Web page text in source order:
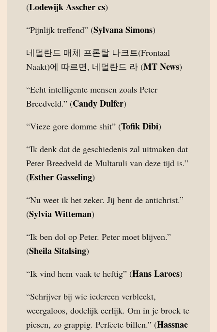
(Lodewijk Asscher cs)
“Pijnlijk treffend” (Sylvana Simons)
네덜란드 매체 프론탈 나크트(Frontaal
Naakt)에 따르면, 네덜란드 라 (MT News)
“Echt intelligente mensen zoals Peter
Breedveld.” (Candy Dulfer)
“Vieze gore domme shit” (Tofik Dibi)
“Ik denk dat de geschiedenis zal uitmaken dat
Peter Breedveld de Multatuli van deze tijd is.”
(Esther Gasseling)
“Nu weet ik het zeker. Jij bent de antichrist.”
(Sylvia Witteman)
“Ik ben dol op Peter. Peter moet blijven.”
(Sheila Sitalsing)
“Ik vind hem vaak te heftig” (Hans Laroes)
“Schrijver bij wie iedereen verbleekt,
weergaloos, dodelijk eerlijk. Om in je broek te
piesen, zo grappig. Perfecte billen.” (Hassnae